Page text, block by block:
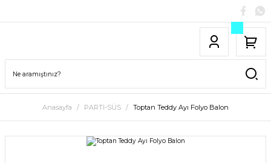
Anasayfa PARTİ-SÜS Toptan Teddy Ayı Folyo Balon